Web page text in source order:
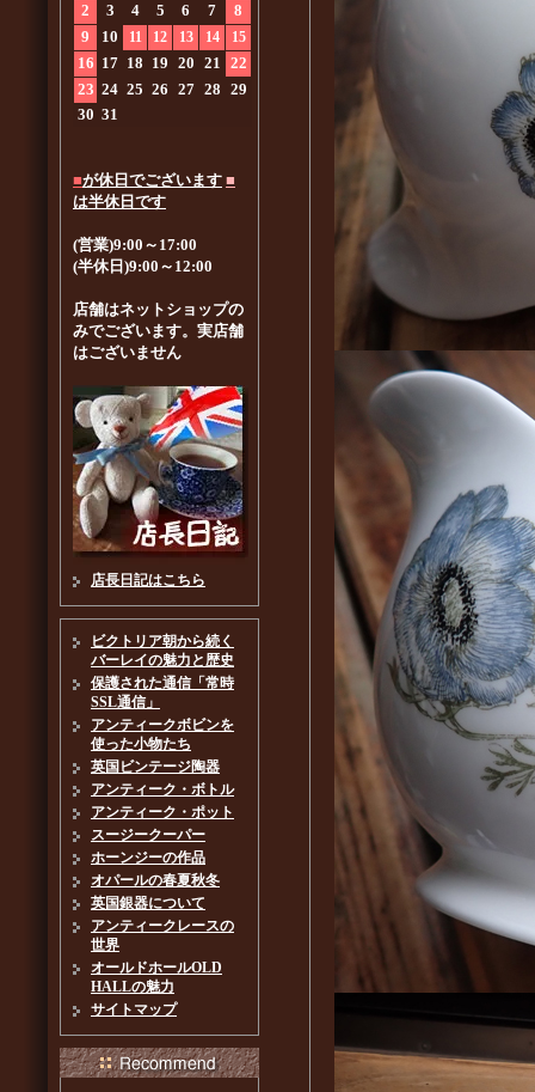
2
3 4 5 6 7
8
9
10 11 12 13 14 15
16 17 18 19 20 21 22
23 24 25 26 27 28 29
30 31
■が休日でございます ■
は半休日です
(営業)9:00～17:00
(半休日)9:00～12:00
店舗はネットショップの
みでございます。実店舗
はございません
店長日記はこちら
ビクトリア朝から続く
バーレイの魅力と歴史
保護された通信「常時
SSL通信」
アンティークボビンを
使った小物たち
英国ビンテージ陶器
アンティーク・ボトル
アンティーク・ポット
スージークーパー
ホーンジーの作品
オパールの春夏秋冬
英国銀器について
アンティークレースの
世界
オールドホールOLD
HALLの魅力
サイトマップ